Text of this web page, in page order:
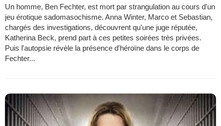
Un homme, Ben Fechter, est mort par strangulation au cours d'un
jeu érotique sadomasochisme. Anna Winter, Marco et Sebastian,
chargés des investigations, découvrent qu'une juge réputée,
Katherina Beck, prend part à ces petites soirées très privées.
Puis l'autopsie révèle la présence d'héroïne dans le corps de
Fechter...